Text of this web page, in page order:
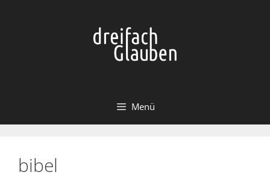
Menü
bibel